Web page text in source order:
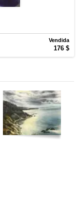
Vendida
176 $